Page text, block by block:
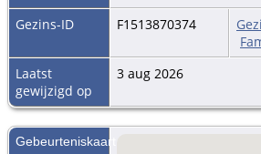
Gezins-ID
F1513870374
Laatst
gewijzigd op
3 aug 2026
Gebeurteniskaart